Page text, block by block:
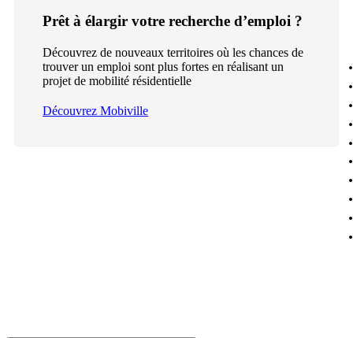
Prêt à élargir votre recherche d’emploi ?
Découvrez de nouveaux territoires où les chances de
trouver un emploi sont plus fortes en réalisant un
projet de mobilité résidentielle
Découvrez Mobiville